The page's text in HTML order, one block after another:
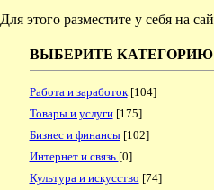
Для этого разместите у себя на
ВЫБЕРИТЕ КАТЕГОРИЮ
Работа и заработок[104]
Товары и услуги[175]
Бизнес и финансы[102]
Интернет и связь [0]
Культура и искусство [74]